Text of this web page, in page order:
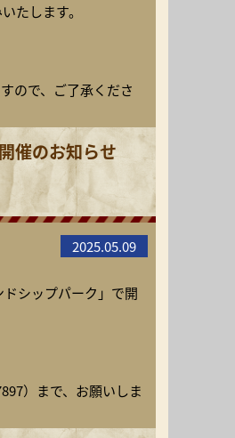
たします。
ので、ご了承くださ
催のお知らせ
2025.05.09
シップパーク」で開
）まで、お願いしま